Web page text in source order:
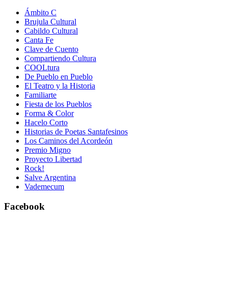
Ámbito C
Brujula Cultural
Cabildo Cultural
Canta Fe
Clave de Cuento
Compartiendo Cultura
COOLtura
De Pueblo en Pueblo
El Teatro y la Historia
Familiarte
Fiesta de los Pueblos
Forma & Color
Hacelo Corto
Historias de Poetas Santafesinos
Los Caminos del Acordeón
Premio Migno
Proyecto Libertad
Rock!
Salve Argentina
Vademecum
Facebook